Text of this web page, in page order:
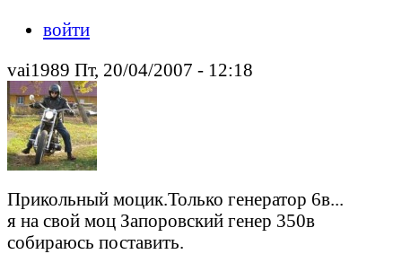
войти
vai1989 Пт, 20/04/2007 - 12:18
Прикольный моцик.Только генератор 6в...
я на свой моц Запоровский генер 350в
собираюсь поставить.